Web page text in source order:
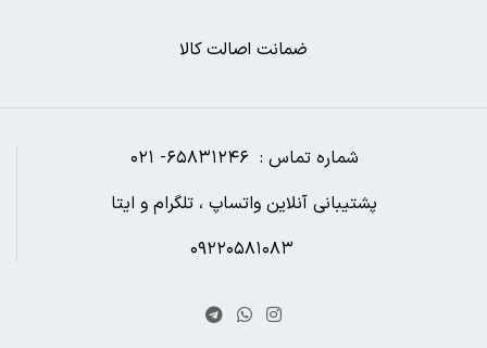
ضمانت اصالت کالا
شماره تماس : ۶۵۸۳۱۲۴۶- ۰۲۱
پشتیبانی آنلاین واتساپ ، تلگرام و ایتا